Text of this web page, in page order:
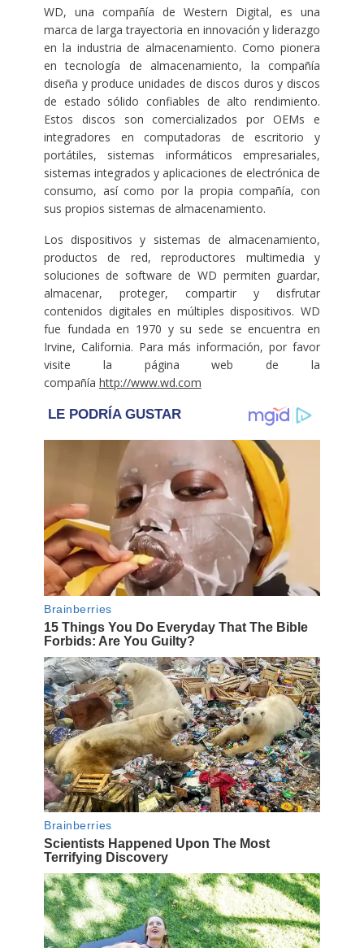
WD, una compañía de Western Digital, es una
marca de larga trayectoria en innovación y liderazgo
en la industria de almacenamiento. Como pionera
en tecnología de almacenamiento, la compañía
diseña y produce unidades de discos duros y discos
de estado sólido confiables de alto rendimiento.
Estos discos son comercializados por OEMs e
integradores en computadoras de escritorio y
portátiles, sistemas informáticos empresariales,
sistemas integrados y aplicaciones de electrónica de
consumo, así como por la propia compañía, con
sus propios sistemas de almacenamiento.
Los dispositivos y sistemas de almacenamiento,
productos de red, reproductores multimedia y
soluciones de software de WD permiten guardar,
almacenar, proteger, compartir y disfrutar
contenidos digitales en múltiples dispositivos. WD
fue fundada en 1970 y su sede se encuentra en
Irvine, California. Para más información, por favor
visite la página web de la
compañía http://www.wd.com